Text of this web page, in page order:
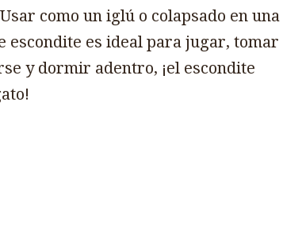
como un iglú o colapsado en una
escondite es ideal para jugar, tomar
y dormir adentro, ¡el escondite